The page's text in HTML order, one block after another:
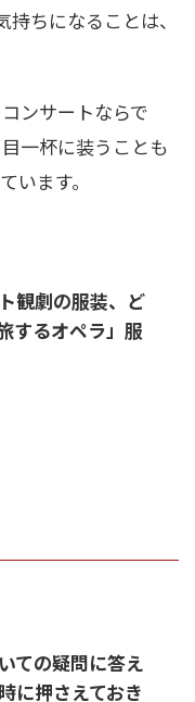
ちになることは、
ンサートならで
一杯に装うことも
います。
観劇の服装、ど
するオペラ」服
ての疑問に答え
に押さえておき